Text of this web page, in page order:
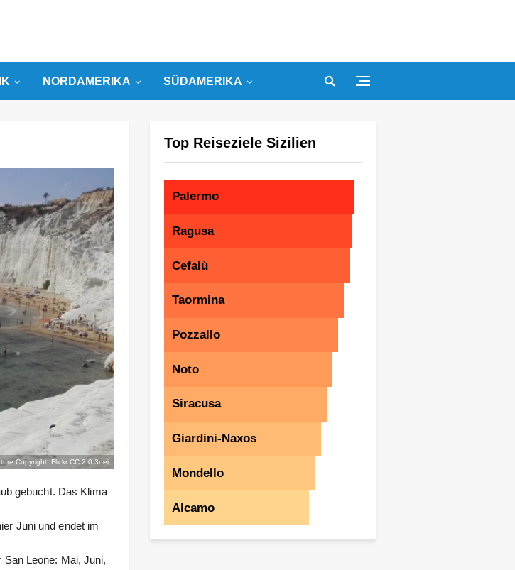
NORDAMERIKA SÜDAMERIKA
Copyright: Flickr CC 2.0 3nei
gebucht. Das Klima
Juni und endet im
Leone: Mai, Juni,
Top Reiseziele Sizilien
Palermo
Ragusa
Cefalù
Taormina
Pozzallo
Noto
Siracusa
Giardini-Naxos
Mondello
Alcamo